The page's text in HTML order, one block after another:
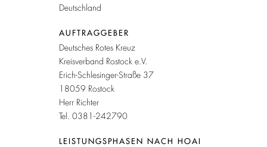
Deutschland
AUFTRAGGEBER
Deutsches Rotes Kreuz
Kreisverband Rostock e.V.
Erich-Schlesinger-Straße 37
18059 Rostock
Herr Richter
Tel. 0381-242790
LEISTUNGSPHASEN NACH HOAI